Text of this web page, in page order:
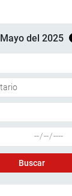
Mayo del 2025